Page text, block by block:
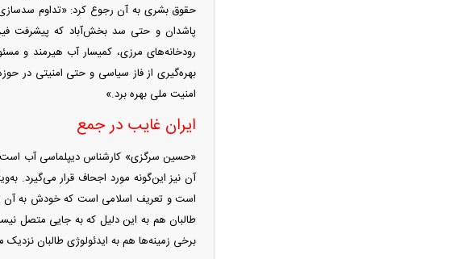
حقوق بشری به آن رجوع کرد: «تداوم
پاشدان و حتی سد بخش‌آباد که پیشرفت
رودخانه‌های مرزی، کمیسار آب هیرمند و
بهره‌گیری از فاز سیاسی و حتی امنیتی در
امنیت ملی بهره برد.»
ایران غایب در جمع
«حسین سرگزی» کارشناس دیپلماسی آب است.
آن نیز این‌گونه مورد اجحاف قرار می‌گیرد.
است و تعریف اسلامی است که خودش به آن
طالبان هم به این دلیل که به جایی متصل
برخی زمینه‌ها هم به ایدئولوژی طالبان